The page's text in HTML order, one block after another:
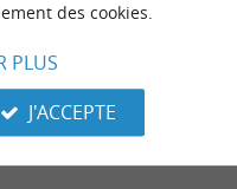
:
par un internaute
des cookies.
PLUS
J'ACCEPTE